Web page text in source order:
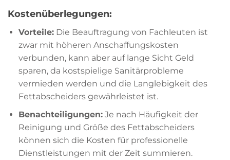
Kostenüberlegungen:
Vorteile:Die Beauftragung von Fachleuten ist
zwar mit höheren Anschaffungskosten
verbunden, kann aber auf lange Sicht Geld
sparen, da kostspielige Sanitärprobleme
vermieden werden und die Langlebigkeit des
Fettabscheiders gewährleistet ist.
Benachteiligungen:Je nach Häufigkeit der
Reinigung und Größe des Fettabscheiders
können sich die Kosten für professionelle
Dienstleistungen mit der Zeit summieren.